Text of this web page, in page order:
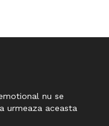
nu se
urmeaza aceasta